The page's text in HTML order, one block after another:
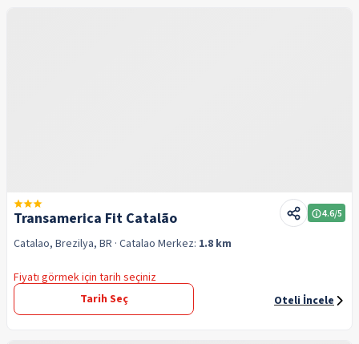
Transamerica Fit Catalão 4.6/5
Catalao, Brezilya, BR · Catalao Merkez: 1.8 km
Fiyatı görmek için tarih seçiniz
Tarih Seç
Oteli İncele